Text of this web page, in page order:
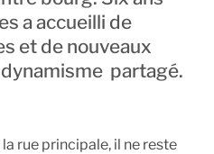
a accueilli de
et de nouveaux
partagé.
rue principale, il ne reste